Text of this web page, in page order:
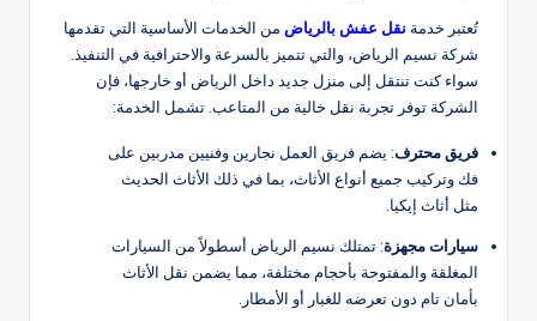
تُعتبر خدمة نقل عفش بالرياض من الخدمات الأساسية التي تقدمها
شركة نسيم الرياض، والتي تتميز بالسرعة والاحترافية في التنفيذ.
سواء كنت تنتقل إلى منزل جديد داخل الرياض أو خارجها، فإن
الشركة توفر تجربة نقل خالية من المتاعب. تشمل الخدمة:
فريق محترف: يضم فريق العمل نجارين وفنيين مدربين على
فك وتركيب جميع أنواع الأثاث، بما في ذلك الأثاث الحديث
مثل أثاث إيكيا.
سيارات مجهزة: تمتلك نسيم الرياض أسطولاً من السيارات
المغلقة والمفتوحة بأحجام مختلفة، مما يضمن نقل الأثاث
بأمان تام دون تعرضه للغبار أو الأمطار.